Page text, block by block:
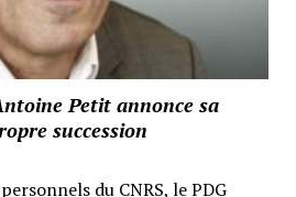
Petit annonce sa
succession
du CNRS, le PDG